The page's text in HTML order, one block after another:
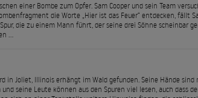
einer Bombe zum Opfer. Sam Cooper und sein Team
die Worte „Hier ist das Feuer“ entdecken, fällt
die zu einem Mann führt, der seine drei Söhne scheinbar
…
in Joliet, Illinois erhängt im Wald gefunden. Seine Hände
seine Leute können aus den Spuren viel lesen, auch dass